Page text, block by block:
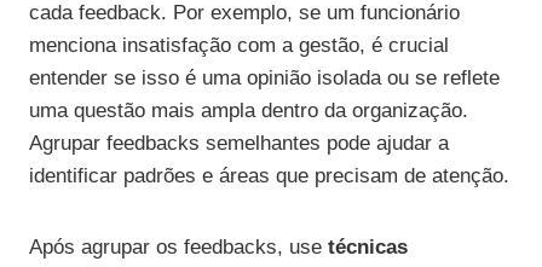
cada feedback. Por exemplo, se um funcionário
menciona insatisfação com a gestão, é crucial
entender se isso é uma opinião isolada ou se reflete
uma questão mais ampla dentro da organização.
Agrupar feedbacks semelhantes pode ajudar a
identificar padrões e áreas que precisam de atenção.
Após agrupar os feedbacks, use técnicas